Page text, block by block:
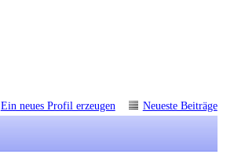
Ein neues Profil erzeugen Neueste Beiträge